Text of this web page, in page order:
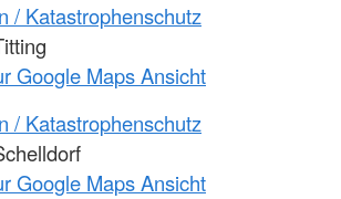
/ Katastrophenschutz
Google Maps Ansicht
/ Katastrophenschutz
Google Maps Ansicht